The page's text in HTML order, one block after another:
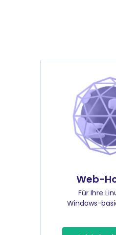
Web-
Für Ihre
Windows-